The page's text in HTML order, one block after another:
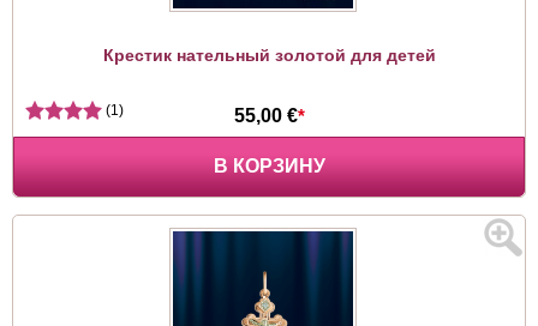
Крестик нательный золотой для детей
55,00 €*
(1)
В КОРЗИНУ